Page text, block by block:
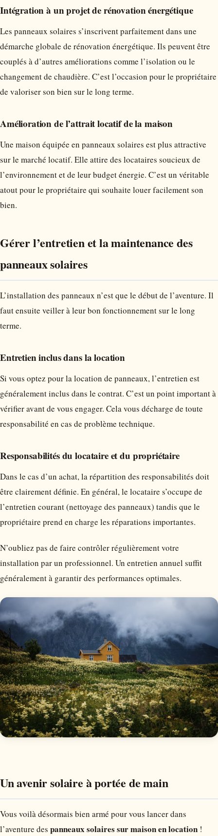
Intégration à un projet de rénovation énergétique
Les panneaux solaires s’inscrivent parfaitement dans une
démarche globale de rénovation énergétique. Ils peuvent être
couplés à d’autres améliorations comme l’isolation ou le
changement de chaudière. C’est l’occasion pour le propriétaire
de valoriser son bien sur le long terme.
Amélioration de l’attrait locatif de la maison
Une maison équipée en panneaux solaires est plus attractive
sur le marché locatif. Elle attire des locataires soucieux de
l’environnement et de leur budget énergie. C’est un véritable
atout pour le propriétaire qui souhaite louer facilement son
bien.
Gérer l’entretien et la maintenance des
panneaux solaires
L’installation des panneaux n’est que le début de l’aventure. Il
faut ensuite veiller à leur bon fonctionnement sur le long
terme.
Entretien inclus dans la location
Si vous optez pour la location de panneaux, l’entretien est
généralement inclus dans le contrat. C’est un point important à
vérifier avant de vous engager. Cela vous décharge de toute
responsabilité en cas de problème technique.
Responsabilités du locataire et du propriétaire
Dans le cas d’un achat, la répartition des responsabilités doit
être clairement définie. En général, le locataire s’occupe de
l’entretien courant (nettoyage des panneaux) tandis que le
propriétaire prend en charge les réparations importantes.
N’oubliez pas de faire contrôler régulièrement votre
installation par un professionnel. Un entretien annuel suffit
généralement à garantir des performances optimales.
Un avenir solaire à portée de main
Vous voilà désormais bien armé pour vous lancer dans
l’aventure des panneaux solaires sur maison en location !